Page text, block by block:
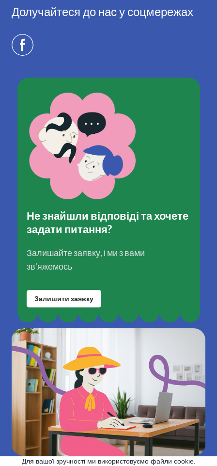
Долучайтеся до нас у соцмережах
Не знайшли відповіді та хочете
задати питання?
Залишайте заявку, і ми з вами
зв'яжемось
Залишити заявку
Для вашої зручності ми використовуємо файли cookie.